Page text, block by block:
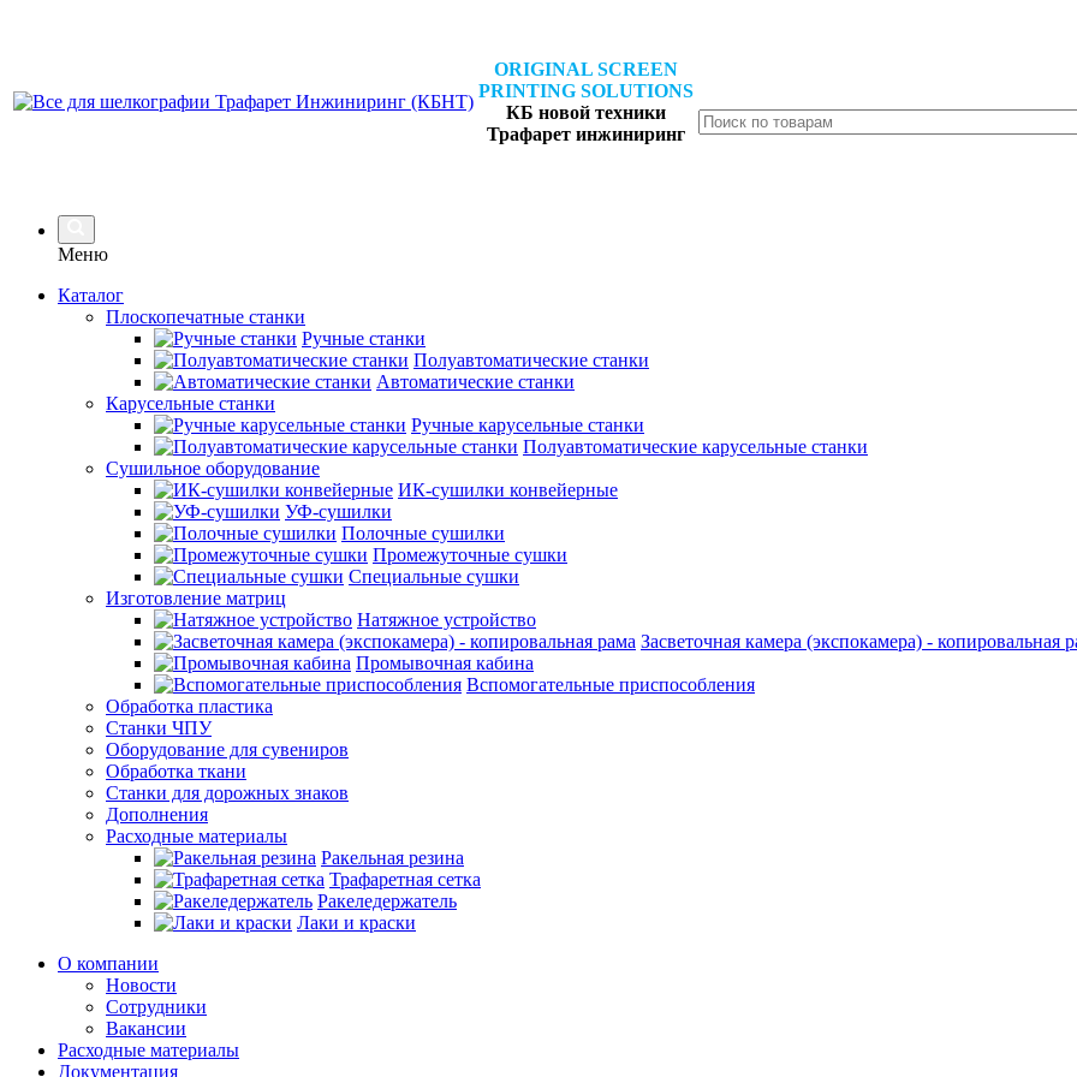
ORIGINAL SCREEN
PRINTING SOLUTIONS
КБ новой техники
Трафарет инжиниринг
Меню
Каталог
Плоскопечатные станки
Ручные станки
Полуавтоматические станки
Автоматические станки
Карусельные станки
Ручные карусельные станки
Полуавтоматические карусельные станки
Сушильное оборудование
ИК-сушилки конвейерные
УФ-сушилки
Полочные сушилки
Промежуточные сушки
Специальные сушки
Изготовление матриц
Натяжное устройство
Засветочная камера (экспокамера) - копировальная
Промывочная кабина
Вспомогательные приспособления
Обработка пластика
Станки ЧПУ
Оборудование для сувениров
Обработка ткани
Станки для дорожных знаков
Дополнения
Расходные материалы
Ракельная резина
Трафаретная сетка
Ракеледержатель
Лаки и краски
О компании
Новости
Сотрудники
Вакансии
Расходные материалы
Документация